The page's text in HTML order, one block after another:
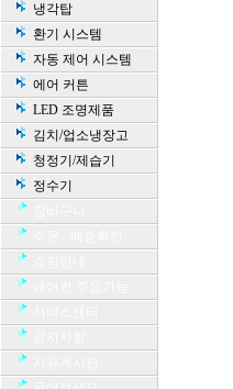
냉각탑
환기 시스템
자동 제어 시스템
에어 커튼
LED 조명제품
김치/업소냉장고
청정기/제습기
정수기